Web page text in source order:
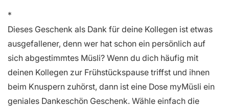
Dieses Geschenk als Dank für deine Kollegen ist etwas
ausgefallener, denn wer hat schon ein persönlich auf
sich abgestimmtes Müsli? Wenn du dich häufig mit
deinen Kollegen zur Frühstückspause triffst und ihnen
beim Knuspern zuhörst, dann ist eine Dose myMüsli ein
geniales Dankeschön Geschenk. Wähle einfach die